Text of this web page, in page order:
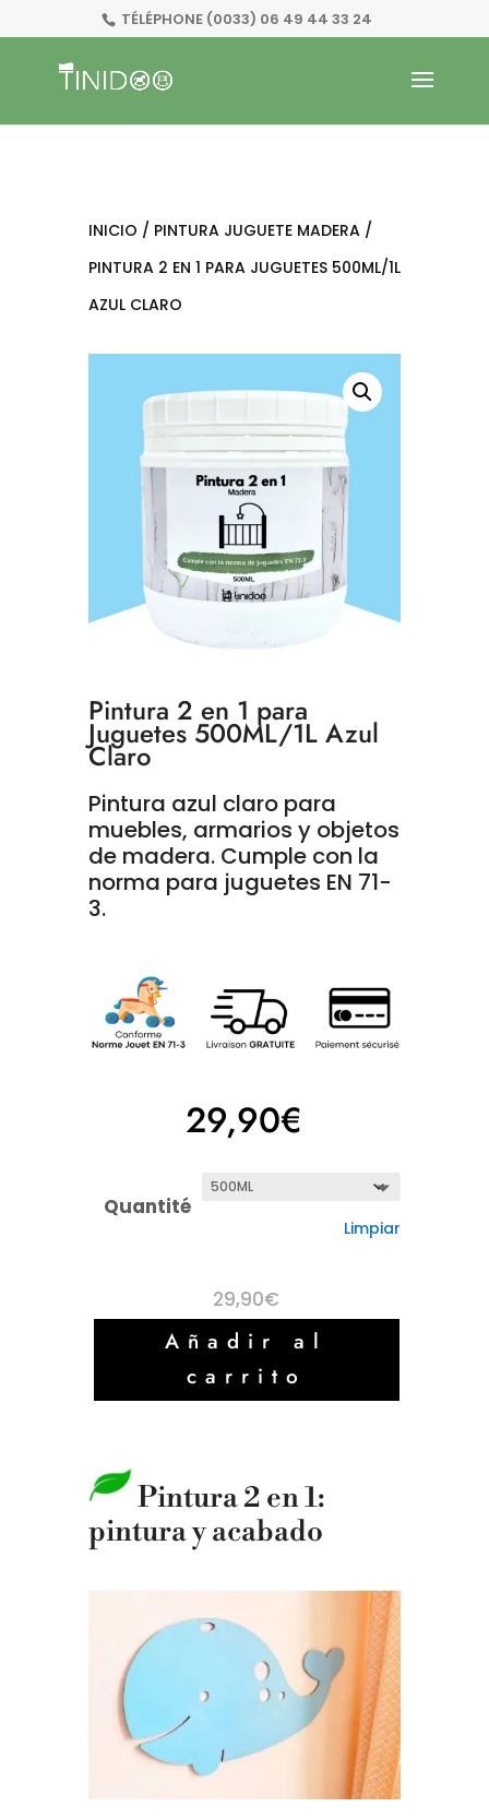
TÉLÉPHONE (0033) 06 49 44 33 24
INICIO / PINTURA JUGUETE MADERA/
PINTURA 2 EN 1 PARA JUGUETES 500ML/1L
AZUL CLARO
Pintura 2 en 1 para
Juguetes 500ML/1L Azul
Claro
Pintura azul claro para
muebles, armarios y objetos
de madera. Cumple con la
norma para juguetes EN 71-
3.
29,90€
Quantité
Limpiar
29,90€
Añadir al
carrito
Pintura 2 en 1:
pintura y acabado